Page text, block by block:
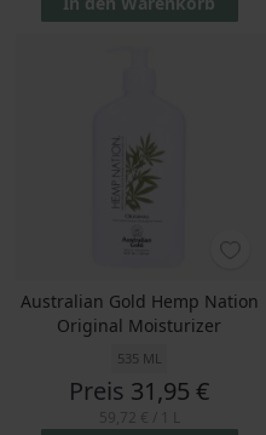
Australian Gold Hemp Nation
Original Moisturizer
535 ML
Preis 31,95 €